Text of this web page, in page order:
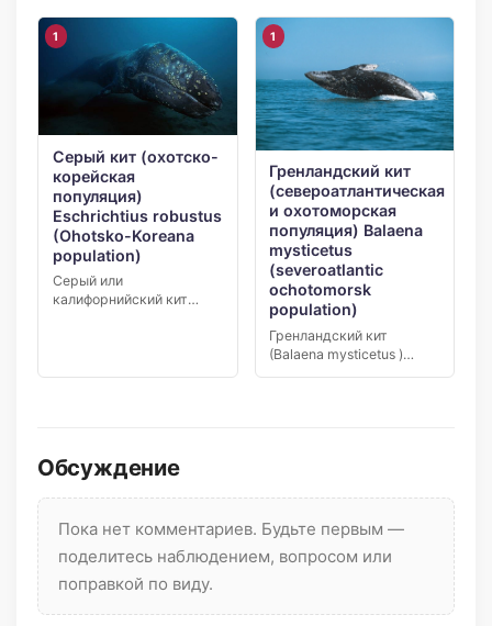
Млекопитающие Отряд/
Порядок:…
1
Серый кит (охотско-
корейская
популяция)
Eschrichtius robustus
(Ohotsko-Koreana
population)
Серый или
калифорнийский кит
1
Гренландский кит
(североатлантическая
и охотоморская
популяция) Balaena
mysticetus
(severoatlantic
ochotomorsk
population)
Гренландский кит
(Balaena mysticetus )
Обсуждение
Пока нет комментариев. Будьте первым —
поделитесь наблюдением, вопросом или
поправкой по виду.